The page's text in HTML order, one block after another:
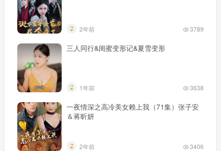
2年前 3789
三人同行&闺蜜变形记&夏雪变形
1年前 3638
一夜情深之高冷美女赖上我（71集）张子安
＆蒋昕妍
2年前 3406